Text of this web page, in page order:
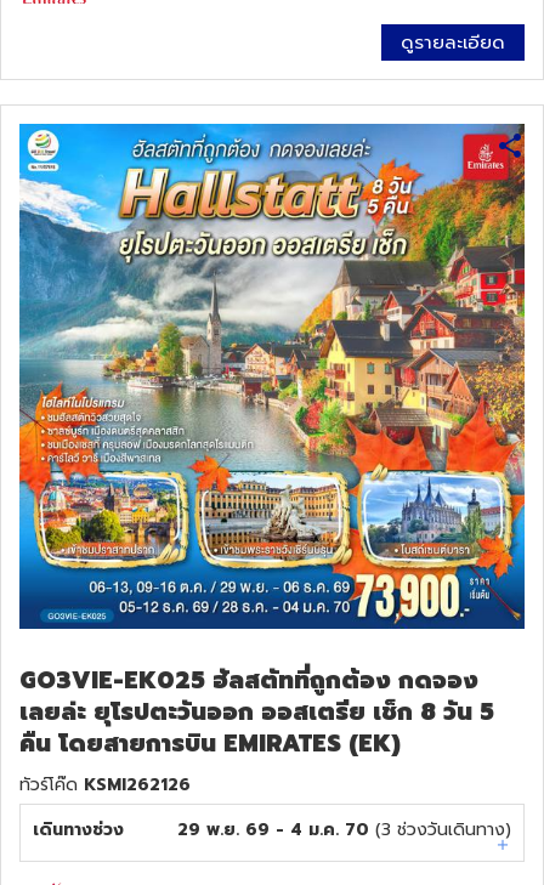
ดูรายละเอียด
GO3VIE-EK025 ฮัลสตัทที่ถูกต้อง กดจอง
เลยล่ะ ยุโรปตะวันออก ออสเตรีย เช็ก 8 วัน 5
คืน โดยสายการบิน EMIRATES (EK)
ทัวร์โค๊ด KSMI262126
เดินทางช่วง
29 พ.ย. 69 - 4 ม.ค. 70 (3 ช่วงวันเดินทาง)